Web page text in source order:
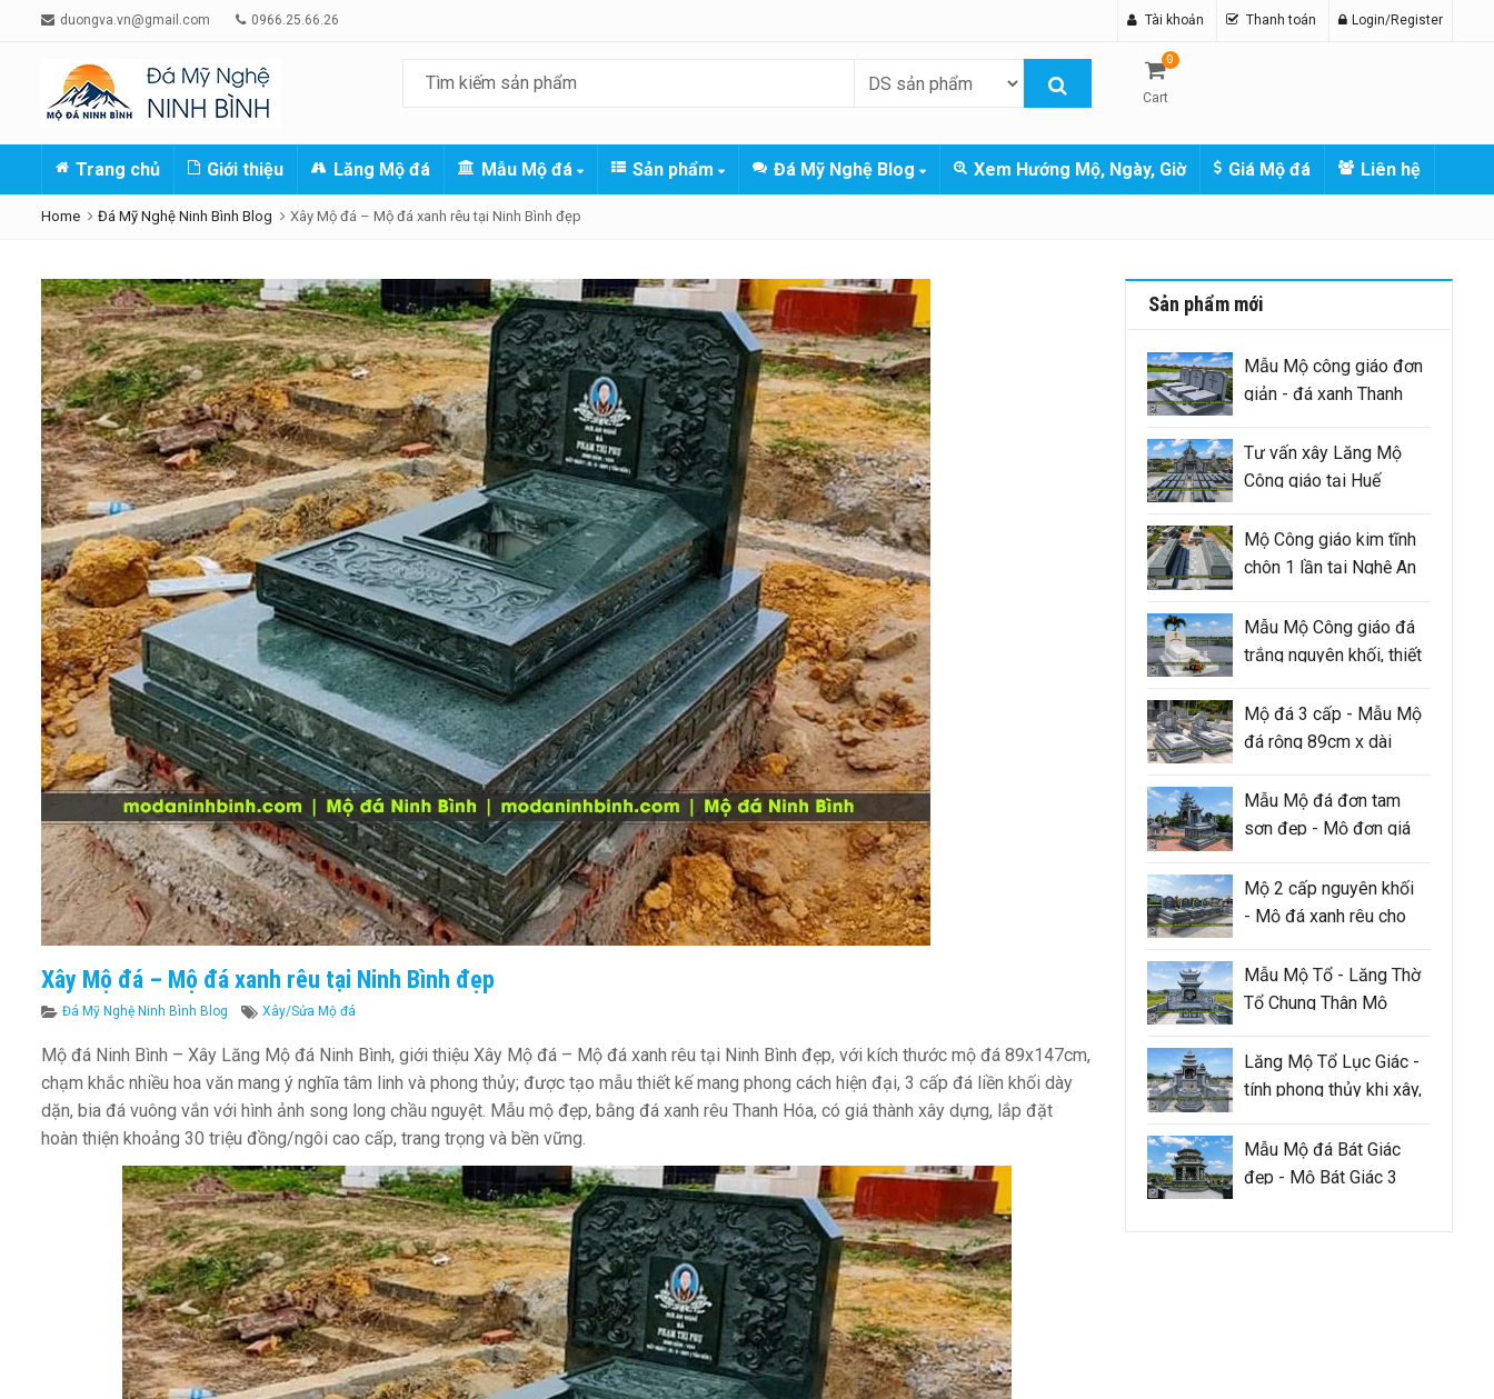
duongva.vn@gmail.com 0966.25.66.26 Tài khoản Thanh toán Login/Register
0
Cart
Trang chủ Giới thiệu Lăng Mộ đá Mẫu Mộ đá Sản phẩm Đá Mỹ Nghệ Blog Xem Hướng Mộ, Ngày, Giờ Giá Mộ đá Liên hệ
Home Đá Mỹ Nghệ Ninh Bình Blog Xây Mộ đá – Mộ đá xanh rêu tại Ninh Bình đẹp
Xây Mộ đá – Mộ đá xanh rêu tại Ninh Bình đẹp
Categories
Đá Mỹ Nghệ Ninh Bình Blog Tags
Xây/Sửa Mộ đá
Mộ đá Ninh Bình – Xây Lăng Mộ đá Ninh Bình, giới thiệu Xây Mộ đá – Mộ đá xanh rêu tại Ninh Bình đẹp, với kích thước mộ đá 89x147cm,
chạm khắc nhiều hoa văn mang ý nghĩa tâm linh và phong thủy; được tạo mẫu thiết kế mang phong cách hiện đại, 3 cấp đá liền khối dày
dặn, bia đá vuông vắn với hình ảnh song long chầu nguyệt. Mẫu mộ đẹp, bằng đá xanh rêu Thanh Hóa, có giá thành xây dựng, lắp đặt
hoàn thiện khoảng 30 triệu đồng/ngôi cao cấp, trang trọng và bền vững.
Sản phẩm mới
Mẫu Mộ công giáo đơn
giản - đá xanh Thanh
Tư vấn xây Lăng Mộ
Công giáo tại Huế
Mộ Công giáo kim tĩnh
chôn 1 lần tại Nghệ An
Mẫu Mộ Công giáo đá
trắng nguyên khối, thiết
Mộ đá 3 cấp - Mẫu Mộ
đá rộng 89cm x dài
Mẫu Mộ đá đơn tam
sơn đẹp - Mộ đơn giá
Mộ 2 cấp nguyên khối
- Mộ đá xanh rêu cho
đình
Mẫu Mộ Tổ - Lăng Thờ
Tổ Chung Thân Mộ
Lăng Mộ Tổ Lục Giác -
tính phong thủy khi xây,
đảm bảo như thế nào
Mẫu Mộ đá Bát Giác
đẹp - Mộ Bát Giác 3